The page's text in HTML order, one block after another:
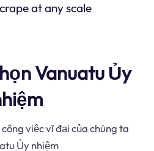
at any scale
Vanuatu Ủy
việc vĩ đại của chúng ta
Ủy nhiệm